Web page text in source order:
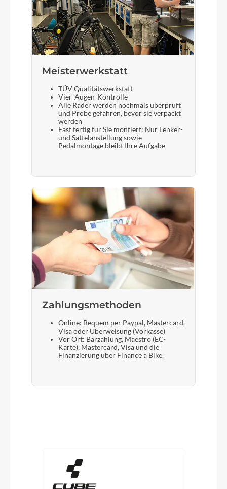
Meisterwerkstatt
TÜV Qualitätswerkstatt
Vier-Augen-Kontrolle
Alle Räder werden nochmals überprüft
und Probe gefahren, bevor sie verpackt
werden
Fast fertig für Sie montiert: Nur Lenker-
und Sattelanstellung sowie
Pedalmontage bleibt Ihre Aufgabe
Zahlungsmethoden
Online: Bequem per Paypal, Mastercard,
Visa oder Überweisung (Vorkasse)
Vor Ort: Barzahlung, Maestro (EC-
Karte), Mastercard, Visa und die
Finanzierung über Finance a Bike.